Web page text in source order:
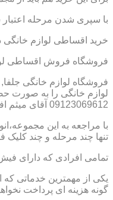
با سپری شدن مرحله اعتبار
خرید اقساطی لوازم خانگی
فروشگاه فروش اقساطی
فروشگاه لوازم خانگی
لوازم خانگی را به صورت
09123069612 آقای میثم افسری
با مراجعه به این
تنها چند مرحله و چند کلیک
تمامی افرادی که دارای
یکی از مهمترین خدماتی
گونه هزینه ای پرداخت